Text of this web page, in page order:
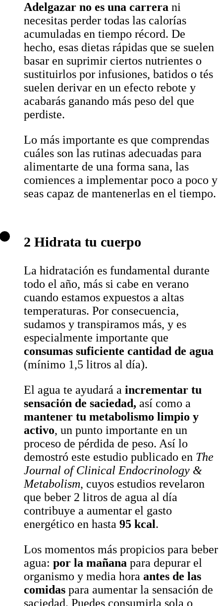
Adelgazar no es una carrera ni
necesitas perder todas las calorías
acumuladas en tiempo récord. De
hecho, esas dietas rápidas que se suelen
basar en suprimir ciertos nutrientes o
sustituirlos por infusiones, batidos o tés
suelen derivar en un efecto rebote y
acabarás ganando más peso del que
perdiste.
Lo más importante es que comprendas
cuáles son las rutinas adecuadas para
alimentarte de una forma sana, las
comiences a implementar poco a poco y
seas capaz de mantenerlas en el tiempo.
2 Hidrata tu cuerpo
La hidratación es fundamental durante
todo el año, más si cabe en verano
cuando estamos expuestos a altas
temperaturas. Por consecuencia,
sudamos y transpiramos más, y es
especialmente importante que
consumas suficiente cantidad de agua
(mínimo 1,5 litros al día).
El agua te ayudará a incrementar tu
sensación de saciedad, así como a
mantener tu metabolismo limpio y
activo, un punto importante en un
proceso de pérdida de peso. Así lo
demostró este estudio publicado en The
Journal of Clinical Endocrinology &
Metabolism, cuyos estudios revelaron
que beber 2 litros de agua al día
contribuye a aumentar el gasto
energético en hasta 95 kcal .
Los momentos más propicios para beber
agua: por la mañana para depurar el
organismo y media hora antes de las
comidas para aumentar la sensación de
saciedad. Puedes consumirla sola o